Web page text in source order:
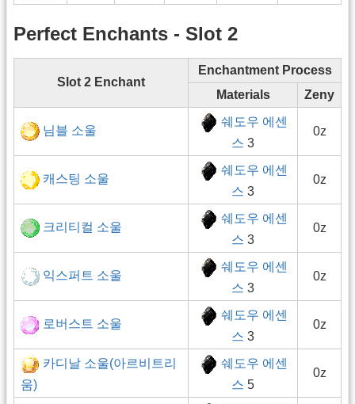
Perfect Enchants - Slot 2
Slot 2 Enchant
Enchantment Process
Materials
Zeny
님블 소울
쉐도우 에센
스 3
0z
캐스팅 소울
쉐도우 에센
스 3
0z
크리티컬 소울
쉐도우 에센
스 3
0z
익스퍼트 소울
쉐도우 에센
스 3
0z
로버스트 소울
쉐도우 에센
스 3
0z
카디날 소울(아르비트리
움)
쉐도우 에센
스 5
0z